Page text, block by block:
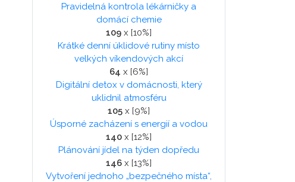
Pravidelná kontrola lékárničky a
domácí chemie
109 x [10%]
Krátké denní úklidové rutiny místo
velkých víkendových akcí
64 x [6%]
Digitální detox v domácnosti, který
uklidnil atmosféru
105 x [9%]
Úsporné zacházení s energií a vodou
140 x [12%]
Plánování jídel na týden dopředu
146 x [13%]
Vytvoření jednoho „bezpečného místa“,